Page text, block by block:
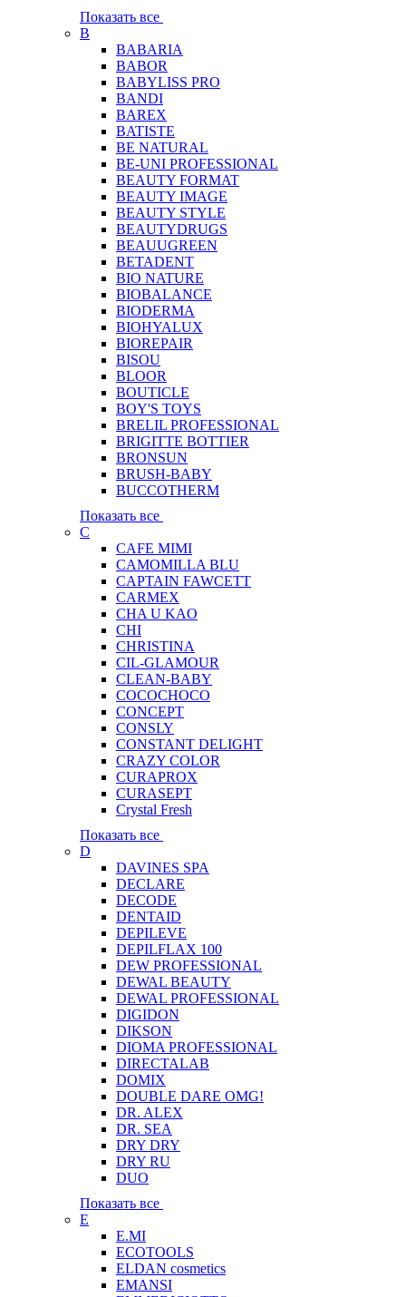
Показать все
B
BABARIA
BABOR
BABYLISS PRO
BANDI
BAREX
BATISTE
BE NATURAL
BE-UNI PROFESSIONAL
BEAUTY FORMAT
BEAUTY IMAGE
BEAUTY STYLE
BEAUTYDRUGS
BEAUUGREEN
BETADENT
BIO NATURE
BIOBALANCE
BIODERMA
BIOHYALUX
BIOREPAIR
BISOU
BLOOR
BOUTICLE
BOY'S TOYS
BRELIL PROFESSIONAL
BRIGITTE BOTTIER
BRONSUN
BRUSH-BABY
BUCCOTHERM
Показать все
C
CAFE MIMI
CAMOMILLA BLU
CAPTAIN FAWCETT
CARMEX
CHA U KAO
CHI
CHRISTINA
CIL-GLAMOUR
CLEAN-BABY
COCOCHOCO
CONCEPT
CONSLY
CONSTANT DELIGHT
CRAZY COLOR
CURAPROX
CURASEPT
Crystal Fresh
Показать все
D
DAVINES SPA
DECLARE
DECODE
DENTAID
DEPILEVE
DEPILFLAX 100
DEW PROFESSIONAL
DEWAL BEAUTY
DEWAL PROFESSIONAL
DIGIDON
DIKSON
DIOMA PROFESSIONAL
DIRECTALAB
DOMIX
DOUBLE DARE OMG!
DR. ALEX
DR. SEA
DRY DRY
DRY RU
DUO
Показать все
E
E.MI
ECOTOOLS
ELDAN cosmetics
EMANSI